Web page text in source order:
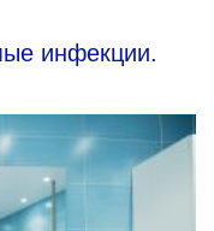
инфекции.